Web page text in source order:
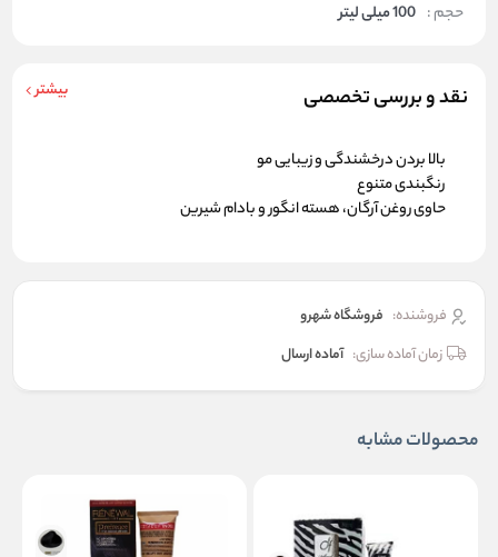
حجم : 100 میلی لیتر
نقد و بررسی تخصصی بیشتر
بالا بردن درخشندگی و زیبایی مو
رنگبندی متنوع
حاوی روغن آرگان، هسته انگور و بادام شیرین
فروشنده: فروشگاه شهرو
زمان آماده سازی: آماده ارسال
محصولات مشابه